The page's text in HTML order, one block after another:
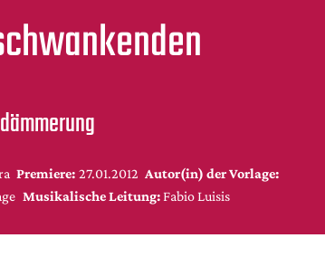
Premiere: 27.01.2012 Autor(in) der Vorlage:
Musikalische Leitung: Fabio Luisis